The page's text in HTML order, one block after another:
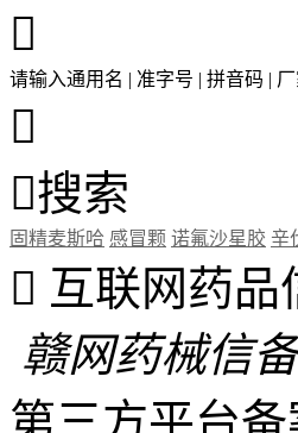

请输入通用名 | 准字号 | 拼音码 |

搜索
固精麦斯哈 感冒颗 诺氟沙星胶 辛
 互联网药品
赣网药械信
第三方平台备